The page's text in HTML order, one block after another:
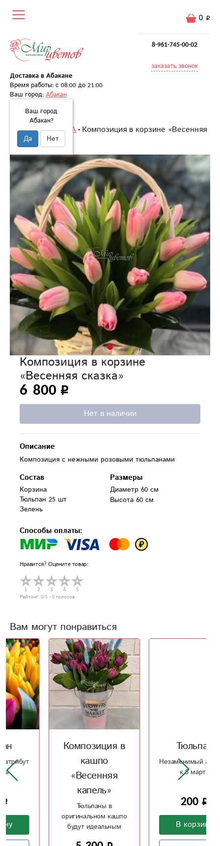
8-961-745-00-02
заказать звонок
Доставка в Абакане
Время работы: с 08:00 до 21:00
Ваш город: Абакан
Ваш город
Абакан?
Да Нет
0
Главная 8 МАРТА Композиция в корзине «Весенняя
сказка»
Композиция в корзине
«Весенняя сказка»
6 800
Нет в наличии
Описание
Композиция с нежными розовыми тюльпанами
Состав
Корзина
Тюльпан 25 шт
Размеры
Диаметр 60 см
Высота 60 см
Способы оплаты:
Нравится? Оцените товар:
Рейтинг: 0/5 - 0 голосов
Вам могут понравиться
Композиция в
«Весенняя
оригинальном кашпо
будут идеальным
Незаменимый атрибут